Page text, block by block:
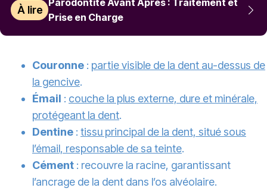
À lire
Prise en Charge
Couronne : partie visible de la dent au-dessus de
la gencive.
Émail : couche la plus externe, dure et minérale,
protégeant la dent.
Dentine : tissu principal de la dent, situé sous
l’émail, responsable de sa teinte.
Cément : recouvre la racine, garantissant
l’ancrage de la dent dans l’os alvéolaire.